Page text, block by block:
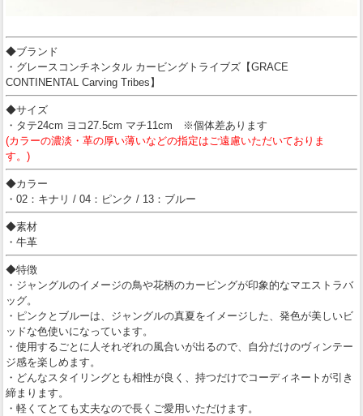
◆ブランド
・グレースコンチネンタル カービングトライブズ【GRACE
CONTINENTAL Carving Tribes】
◆サイズ
・タテ24cm ヨコ27.5cm マチ11cm ※個体差あります
(カラーの濃淡・革の厚い薄いなどの指定はご遠慮いただいておりま
す。)
◆カラー
・02：キナリ / 04：ピンク / 13：ブルー
◆素材
・牛革
◆特徴
・ジャングルのイメージの鳥や花柄のカービングが印象的なマエストラバ
ッグ。
・ピンクとブルーは、ジャングルの真夏をイメージした、発色が美しいビ
ッドな色使いになっています。
・使用するごとに人それぞれの風合いが出るので、自分だけのヴィンテー
ジ感を楽しめます。
・どんなスタイリングとも相性が良く、持つだけでコーディネートが引き
締まります。
・軽くてとても丈夫なので長くご愛用いただけます。